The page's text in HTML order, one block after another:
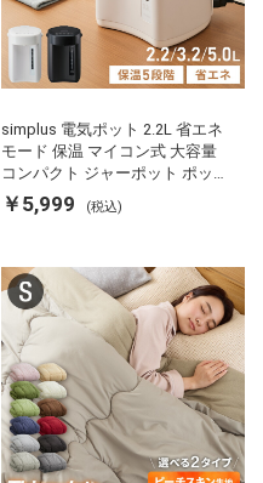
simplus 電気ポット 2.2L 省エネ
モード 保温 マイコン式 大容量
コンパクト ジャーポット ポット
カルキ抜き 空焚き防止 温度調節
軽量 SP-PD22 シンプラス
￥5,999 (税込)